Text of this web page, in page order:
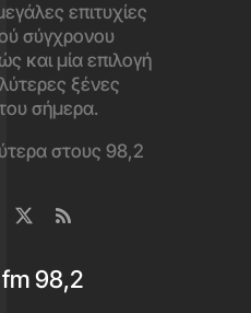
επιτυχίες
σύγχρονου
και μία επιλογή
ξένες
σήμερα.
στους 98,2
98,2